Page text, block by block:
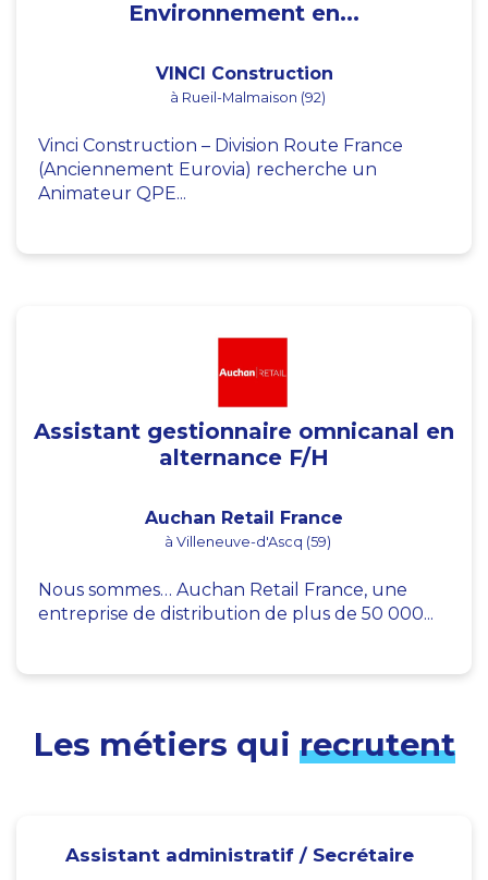
Environnement en...
VINCI Construction
à Rueil-Malmaison (92)
Vinci Construction – Division Route France
(Anciennement Eurovia) recherche un
Animateur QPE...
Assistant gestionnaire omnicanal en
alternance F/H
Auchan Retail France
à Villeneuve-d'Ascq (59)
Nous sommes… Auchan Retail France, une
entreprise de distribution de plus de 50 000...
Les métiers qui recrutent
Assistant administratif / Secrétaire